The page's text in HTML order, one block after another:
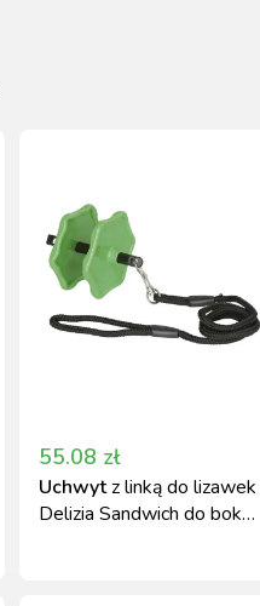
55.08 zł
Uchwytz linką do lizawek
Delizia Sandwich do boksu